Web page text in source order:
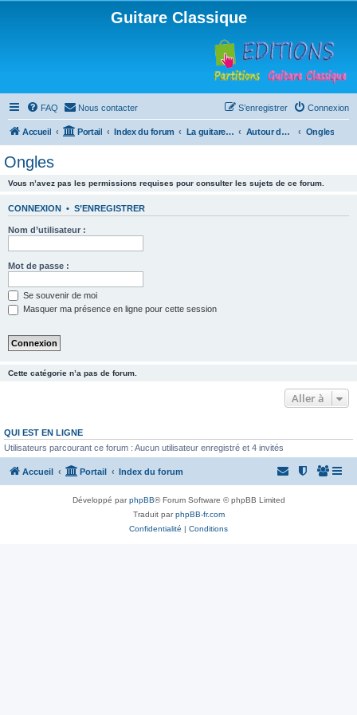
Guitare Classique
FAQ Nous contacter Connexion
S’enregistrer
Accueil Portail Index du forum La guitare : instrument, cours et théorie Autour de la guitare Ongles
Ongles
Vous n’avez pas les permissions requises pour consulter les sujets de ce forum.
CONNEXION • S’ENREGISTRER
Nom d’utilisateur :
Mot de passe :
Se souvenir de moi
Masquer ma présence en ligne pour cette session
Cette catégorie n’a pas de forum.
Aller à
QUI EST EN LIGNE
Utilisateurs parcourant ce forum : Aucun utilisateur enregistré et 4 invités
Accueil Portail Index du forum
Développé parphpBB® Forum Software © phpBB Limited
Traduit parphpBB-fr.com
Confidentialité | Conditions